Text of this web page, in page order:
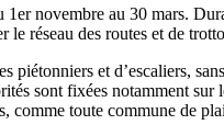
novembre au 30 mars.
le réseau des routes et de
et d’escaliers,
sont fixées notamment
comme toute commune de